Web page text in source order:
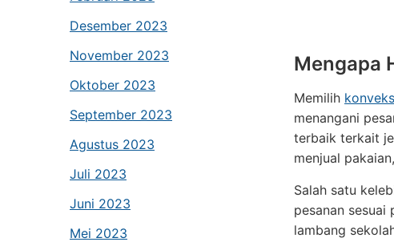
Desember 2023
November 2023
Oktober 2023
September 2023
Agustus 2023
Juli 2023
Juni 2023
Mei 2023
Mengapa
Memilih
menangani
terbaik terkait
menjual
Salah satu
pesanan
lambang